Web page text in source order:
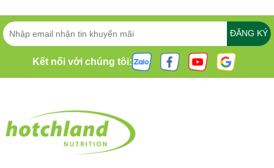
ĐĂNG KÝ
Kết nối với chúng tôi: